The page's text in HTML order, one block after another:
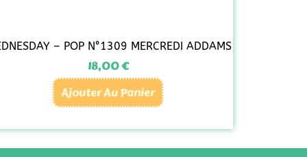
– POP N°1309 MERCREDI ADDAMS
18,00€
Ajouter Au Panier